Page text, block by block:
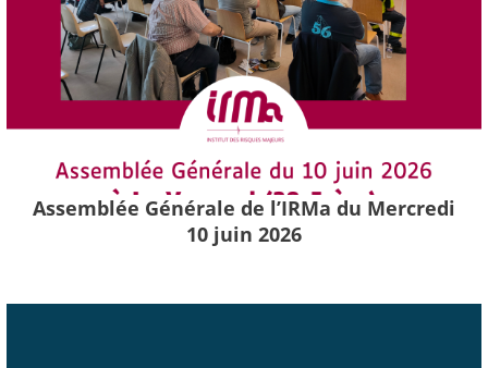
Assemblée Générale de l’IRMa du Mercredi
10 juin 2026